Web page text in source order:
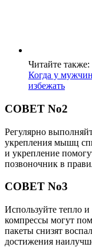
Читайте также:
Когда у
избежать
СОВЕТ No2
Регулярно
укрепления мышц
и укрепление
позвоночник в
СОВЕТ No3
Используйте тепло
компрессы могут
пакеты снизят
достижения